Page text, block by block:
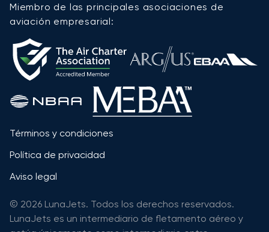
Miembro de las principales asociaciones de
aviación empresarial:
Términos y condiciones
Política de privacidad
Aviso legal
© 2026 LunaJets. Todos los derechos reservados.
LunaJets es un intermediario de fletamento aéreo y